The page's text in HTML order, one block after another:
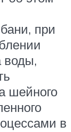
при
воды,
шейного
в